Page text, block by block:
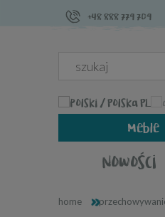
+48 888 779 709
PL
meble
nowości
home »